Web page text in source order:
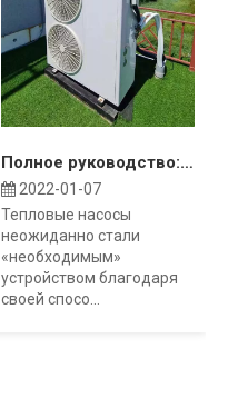
Полное руководство: Затраты на воздушный тепловой насос
2022-01-07
Тепловые насосы
неожиданно стали
«необходимым»
устройством благодаря
своей спосо...